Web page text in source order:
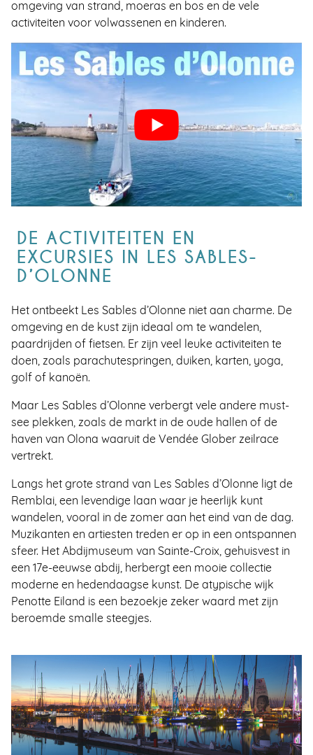
omgeving van strand, moeras en bos en de vele
activiteiten voor volwassenen en kinderen.
DE ACTIVITEITEN EN
EXCURSIES IN LES SABLES-
D’OLONNE
Het ontbeekt Les Sables d’Olonne niet aan charme. De
omgeving en de kust zijn ideaal om te wandelen,
paardrijden of fietsen. Er zijn veel leuke activiteiten te
doen, zoals parachutespringen, duiken, karten, yoga,
golf of kanoën.
Maar Les Sables d’Olonne verbergt vele andere must-
see plekken, zoals de markt in de oude hallen of de
haven van Olona waaruit de Vendée Glober zeilrace
vertrekt.
Langs het grote strand van Les Sables d’Olonne ligt de
Remblai, een levendige laan waar je heerlijk kunt
wandelen, vooral in de zomer aan het eind van de dag.
Muzikanten en artiesten treden er op in een ontspannen
sfeer. Het Abdijmuseum van Sainte-Croix, gehuisvest in
een 17e-eeuwse abdij, herbergt een mooie collectie
moderne en hedendaagse kunst. De atypische wijk
Penotte Eiland is een bezoekje zeker waard met zijn
beroemde smalle steegjes.